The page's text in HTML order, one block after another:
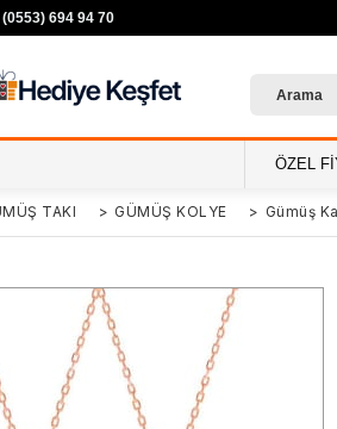
694 94 70
ÖZEL
TAKI > GÜMÜŞ KOLYE > Gümüş